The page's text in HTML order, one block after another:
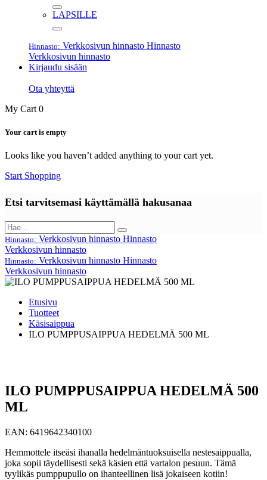
LAPSILLE
Hinnasto: Verkkosivun hinnasto Hinnasto
Verkkosivun hinnasto
Kirjaudu sisään
Ota yhteyttä
My Cart 0
Your cart is empty
Looks like you haven’t added anything to your cart yet.
Start Shopping
Etsi tarvitsemasi käyttämällä hakusanaa
Hinnasto: Verkkosivun hinnasto Hinnasto
Verkkosivun hinnasto
Hinnasto: Verkkosivun hinnasto Hinnasto
Verkkosivun hinnasto
Etusivu
Tuotteet
Käsisaippua
ILO PUMPPUSAIPPUA HEDELMÄ 500 ML
ILO PUMPPUSAIPPUA HEDELMÄ 500
ML
EAN: 6419642340100
Hemmottele itseäsi ihanalla hedelmäntuoksuisella nestesaippualla,
joka sopii täydellisesti sekä käsien että vartalon pesuun. Tämä
tyylikäs pumppupullo on ihanteellinen lisä jokaiseen kotiin!